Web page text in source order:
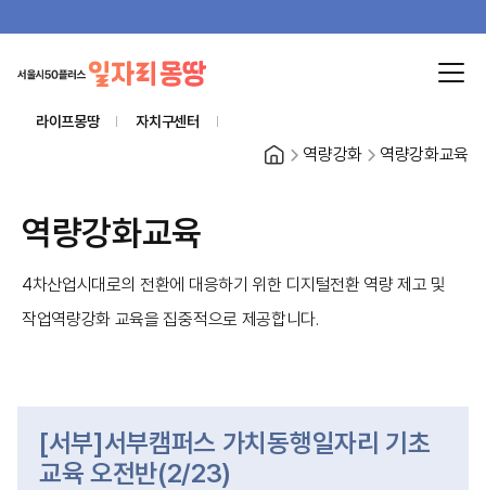
라이프몽땅 자치구센터
홈 역량강화 역량강화교육
역량강화교육
4차산업시대로의 전환에 대응하기 위한 디지털전환 역량 제고 및
작업역량강화 교육을 집중적으로 제공합니다.
[서부]서부캠퍼스 가치동행일자리 기초
교육 오전반(2/23)